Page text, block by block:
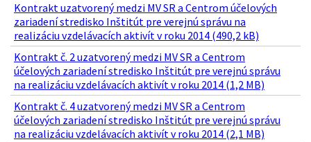
Kontrakt uzatvorený medzi MV SR a Centrom účelových
zariadení stredisko Inštitút pre verejnú správu na
realizáciu vzdelávacích aktivít v roku 2014 (490,2 kB)
Kontrakt č. 2 uzatvorený medzi MV SR a Centrom
účelových zariadení stredisko Inštitút pre verejnú správu
na realizáciu vzdelávacích aktivít v roku 2014 (1,2 MB)
Kontrakt č. 4 uzatvorený medzi MV SR a Centrom
účelových zariadení stredisko Inštitút pre verejnú správu
na realizáciu vzdelávacích aktivít v roku 2014 (2,1 MB)